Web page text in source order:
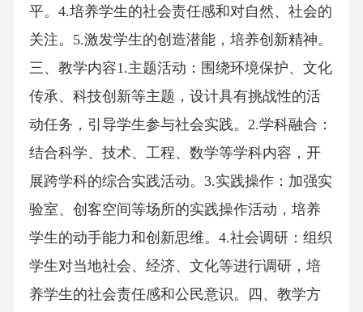
平。4.培养学生的社会责任感和对自然、社会的
关注。5.激发学生的创造潜能，培养创新精神。
三、教学内容1.主题活动：围绕环境保护、文化
传承、科技创新等主题，设计具有挑战性的活
动任务，引导学生参与社会实践。2.学科融合：
结合科学、技术、工程、数学等学科内容，开
展跨学科的综合实践活动。3.实践操作：加强实
验室、创客空间等场所的实践操作活动，培养
学生的动手能力和创新思维。4.社会调研：组织
学生对当地社会、经济、文化等进行调研，培
养学生的社会责任感和公民意识。四、教学方